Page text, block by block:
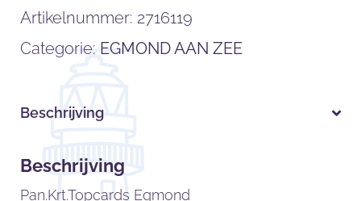
Artikelnummer: 2716119
Categorie: EGMOND AAN ZEE
Beschrijving
Beschrijving
Pan.Krt.Topcards Egmond